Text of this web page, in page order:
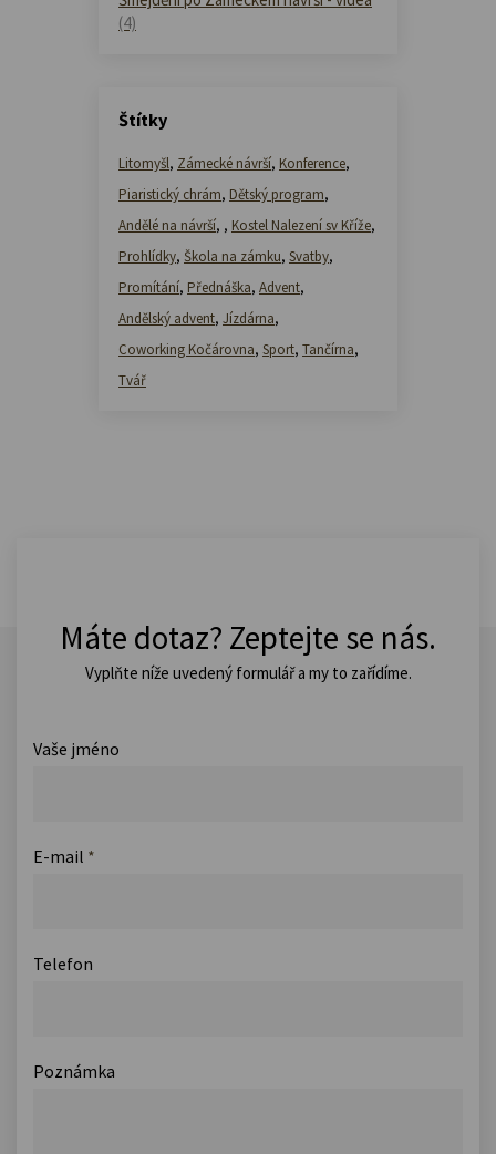
(4)
Štítky
Litomyšl, Zámecké návrší, Konference,
Piaristický chrám, Dětský program,
Andělé na návrší, , Kostel Nalezení sv Kříže,
Prohlídky, Škola na zámku, Svatby,
Promítání, Přednáška, Advent,
Andělský advent, Jízdárna,
Coworking Kočárovna, Sport, Tančírna,
Tvář
Máte dotaz? Zeptejte se nás.
Vyplňte níže uvedený formulář a my to zařídíme.
Vaše jméno
E-mail *
Telefon
Poznámka